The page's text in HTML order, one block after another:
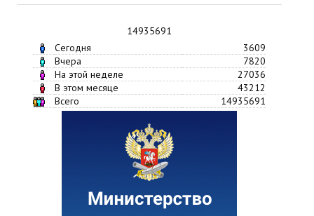
14935691
Сегодня
3609
Вчера
7820
На этой неделе
27036
В этом месяце
43212
Всего
14935691